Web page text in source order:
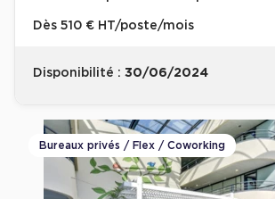
Plateaux opérés
Plateaux opérés à Paris
Plateaux opérés à Neuilly-sur-Seine
Plateaux opérés à Saint-Ouen
Plateaux opérés à Boulogne-Billancourt
Dès 510 € HT/poste/mois
Disponibilité : 30/06/2024
Bureaux privés / Flex / Coworking